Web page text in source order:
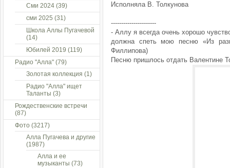
Исполняла В. Толкунова
----------------------
- Аллу я всегда очень хорошо
должна спеть мою песню «Из
Филлипова)
Песню пришлось отдать Валентине
Сми 2024 (39)
сми 2025 (31)
Школа Аллы Пугачевой
(14)
Юбилей 2019 (119)
Радио "Алла" (79)
Золотая коллекция (1)
Радио "Алла" ищет
Таланты (3)
Рождественские встречи
(87)
Фото (3217)
Алла Пугачева и другие
(1987)
Алла и ее
музыканты (73)